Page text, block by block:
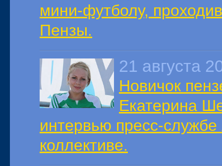
мини-футболу,
Пензы.
21 августа
Новичок
Екатерина
интервью пресс-
коллективе.